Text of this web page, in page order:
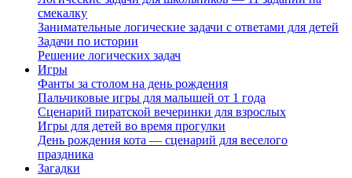
смекалку
Занимательные логические задачи с ответами для детей
Задачи по истории
Решение логических задач
Игры
Фанты за столом на день рождения
Пальчиковые игры для малышей от 1 года
Сценарий пиратской вечеринки для взрослых
Игры для детей во время прогулки
День рождения кота — сценарий для веселого
праздника
Загадки